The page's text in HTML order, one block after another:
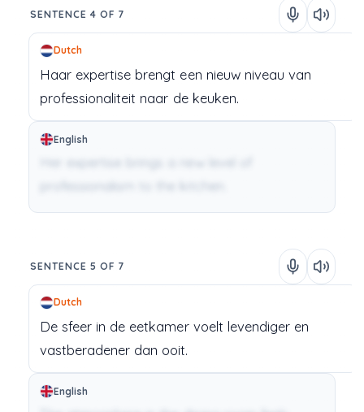
SENTENCE 4 OF 7
Dutch
Haar expertise brengt een nieuw niveau van
professionaliteit naar de keuken.
English
SENTENCE 5 OF 7
Dutch
De sfeer in de eetkamer voelt levendiger en
vastberadener dan ooit.
English